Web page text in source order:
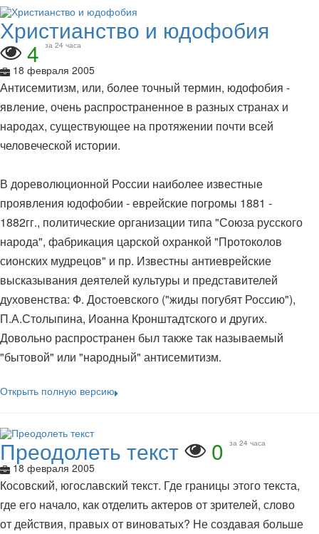
Христианство и юдофобия
4 за 24 часа
18 февраля 2005
Антисемитизм, или, более точный термин, юдофобия -
явление, очень распространенное в разных странах и
народах, существующее на протяжении почти всей
человеческой истории.
В дореволюционной России наиболее известные
проявления юдофобии - еврейские погромы 1881 -
1882гг., политические организации типа "Союза русского
народа", фабрикация царской охранкой "Протоколов
сионских мудрецов" и пр. Известны антиеврейские
высказывания деятелей культуры и представителей
духовенства: Ф. Достоевского ("жиды погубят Россию"),
П.А.Столыпина, Иоанна Кронштадтского и других.
Довольно распространен был также так называемый
"бытовой" или "народный" антисемитизм.
Открыть полную версию
Преодолеть текст 0 за 24 часа
18 февраля 2005
Косовский, югославский текст. Где границы этого текста,
где его начало, как отделить актеров от зрителей, слово
от действия, правых от виноватых? Не создавая больше